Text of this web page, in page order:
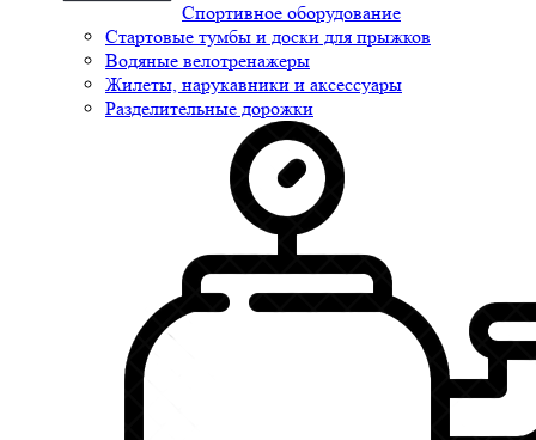
Спортивное оборудование
Стартовые тумбы и доски для прыжков
Водяные велотренажеры
Жилеты, нарукавники и аксессуары
Разделительные дорожки